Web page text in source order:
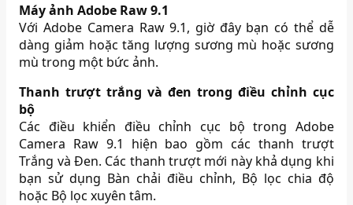
Máy ảnh Adobe Raw 9.1
Với Adobe Camera Raw 9.1, giờ đây bạn có thể dễ
dàng giảm hoặc tăng lượng sương mù hoặc sương
mù trong một bức ảnh.
Thanh trượt trắng và đen trong điều chỉnh cục
bộ
Các điều khiển điều chỉnh cục bộ trong Adobe
Camera Raw 9.1 hiện bao gồm các thanh trượt
Trắng và Đen. Các thanh trượt mới này khả dụng khi
bạn sử dụng Bàn chải điều chỉnh, Bộ lọc chia độ
hoặc Bộ lọc xuyên tâm.